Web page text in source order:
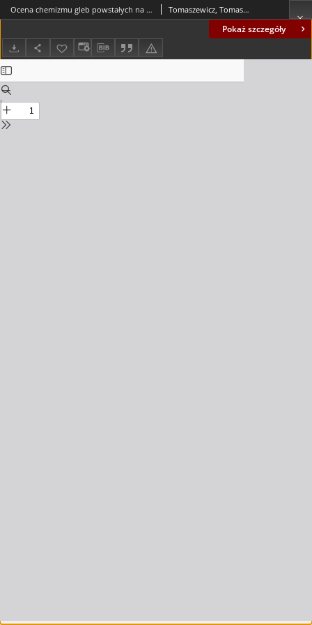
Pokaż szczegóły
Ocena chemizmu gleb powstałych na bazie popiołów z węgla kamiennego po dziesięciu latach ich funkcjonowania w środowisku = The assesment of chemical properties of soils made on base of ashes from hard coal after ten years of their functioning in environment Tomaszewicz, Tomasz; Chudecka, Justyna